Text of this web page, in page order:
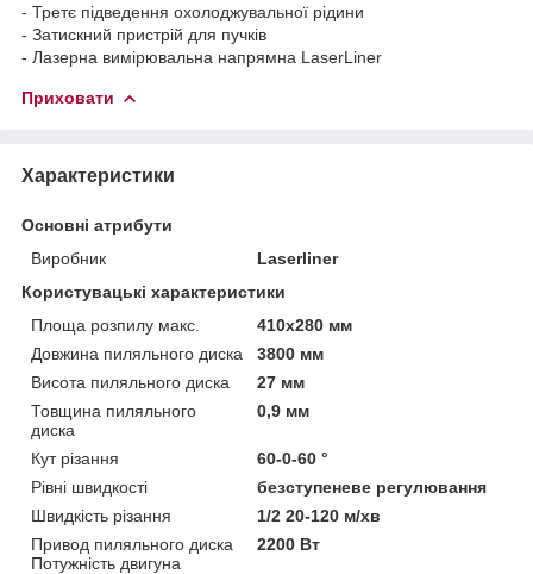
- Третє підведення охолоджувальної рідини
- Затискний пристрій для пучків
- Лазерна вимірювальна напрямна LaserLiner
Приховати
Характеристики
Основні атрибути
Виробник
Laserliner
Користувацькі характеристики
Площа розпилу макс.
410x280 мм
Довжина пиляльного диска
3800 мм
Висота пиляльного диска
27 мм
Товщина пиляльного
диска
0,9 мм
Кут різання
60-0-60 °
Рівні швидкості
безступеневе регулювання
Швидкість різання
1/2 20-120 м/хв
Привод пиляльного диска
Потужність двигуна
2200 Вт